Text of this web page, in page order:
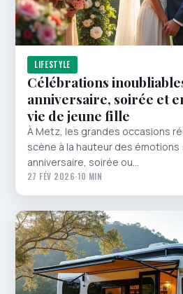
LIFESTYLE
Célébrations
anniversaire, soirée et
vie de jeune fille
À Metz, les grandes occasions
scène à la hauteur des émotions
anniversaire, soirée ou…
27 FÉV 2026·10 MIN